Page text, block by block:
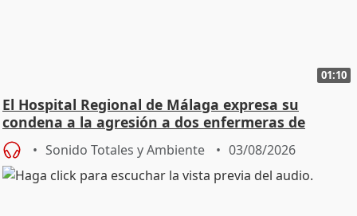
01:10
El Hospital Regional de Málaga expresa su
condena a la agresión a dos enfermeras de
Urgencias
Sonido Totales y Ambiente 03/08/2026